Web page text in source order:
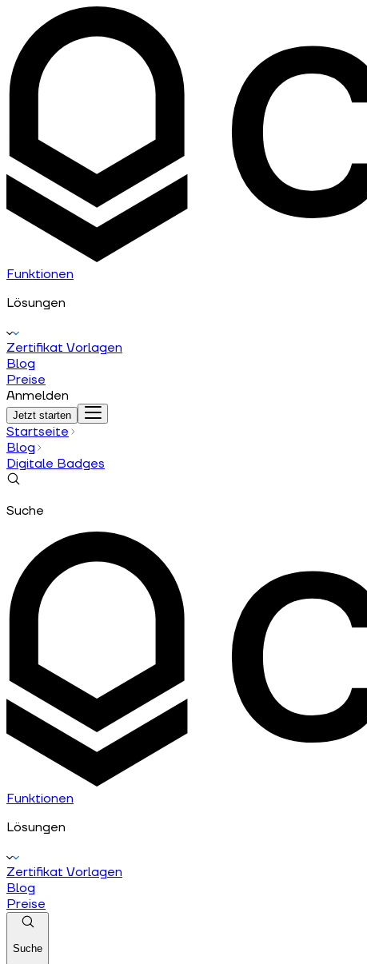
Funktionen
Lösungen
Zertifikat Vorlagen
Blog
Preise
Anmelden
Jetzt starten
Startseite
Blog
Digitale Badges
Suche
Funktionen
Lösungen
Zertifikat Vorlagen
Blog
Preise
Suche